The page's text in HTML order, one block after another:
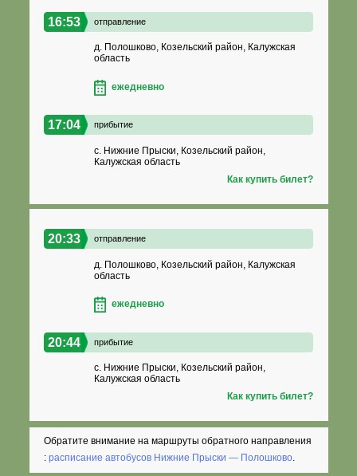
16:53 отправление
д. Полошково, Козельский район, Калужская
область
ежедневно
17:04 прибытие
с. Нижние Прыски, Козельский район,
Калужская область
Как купить билет?
20:33 отправление
д. Полошково, Козельский район, Калужская
область
ежедневно
20:44 прибытие
с. Нижние Прыски, Козельский район,
Калужская область
Как купить билет?
Обратите внимание на маршруты обратного направления
:расписание автобусов Нижние Прыски — Полошково.